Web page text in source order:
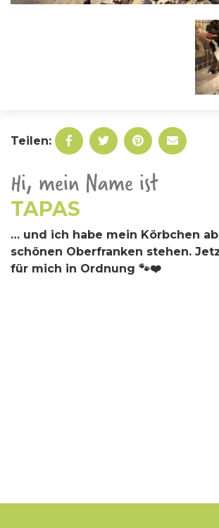
Teilen:
Hi, mein Name ist
TAPAS
… und ich habe mein Körbchen
schönen Oberfranken stehen.
für mich in Ordnung 🐾❤️